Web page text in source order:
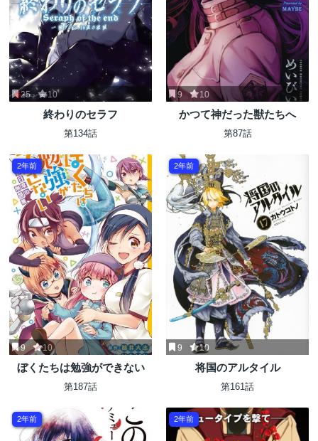
25 10
終わりのセラフ
第134話
9 10
かつて神だった獣たちへ
第87話
2年前
9 10
ぼくたちは勉強ができない
第187話
2年前
9 10
将国のアルタイル
第161話
2年前 2年前